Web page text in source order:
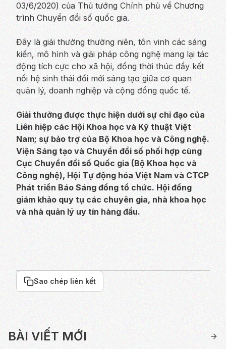
03/6/2020) của Thủ tướng Chính phủ về Chương
trình Chuyển đổi số quốc gia.
Đây là giải thưởng thường niên, tôn vinh các sáng
kiến, mô hình và giải pháp công nghệ mang lại tác
động tích cực cho xã hội, đồng thời thúc đẩy kết
nối hệ sinh thái đổi mới sáng tạo giữa cơ quan
quản lý, doanh nghiệp và cộng đồng quốc tế.
Giải thưởng được thực hiện dưới sự chỉ đạo của
Liên hiệp các Hội Khoa học và Kỹ thuật Việt
Nam; sự bảo trợ của Bộ Khoa học và Công nghệ.
Viện Sáng tạo và Chuyển đổi số phối hợp cùng
Cục Chuyển đổi số Quốc gia (Bộ Khoa học và
Công nghệ), Hội Tự động hóa Việt Nam và CTCP
Phát triển Báo Sáng đồng tổ chức. Hội đồng
giám khảo quy tụ các chuyên gia, nhà khoa học
và nhà quản lý uy tín hàng đầu.
Sao chép liên kết
BÀI VIẾT MỚI